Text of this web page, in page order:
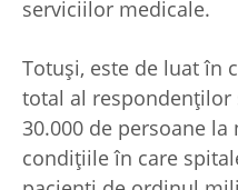
serviciilor medicale.
Totuși, este de luat în
total al respondenților
30.000 de persoane
condițiile în care